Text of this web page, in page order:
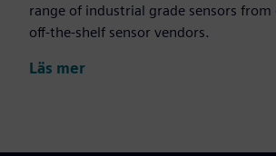
range of industrial grade sensors from
off-the-shelf sensor vendors.
Läs mer